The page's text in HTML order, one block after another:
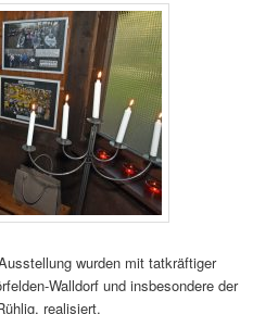
wurden mit tatkräftiger
Walldorf und insbesondere der
realisiert.